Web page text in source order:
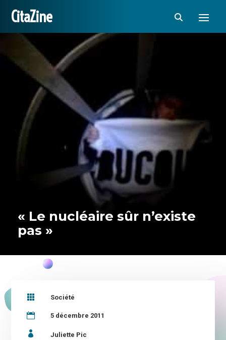
CitaZine
« Le nucléaire sûr n’existe
pas »
 Société
 5 décembre 2011
 Juliette Pic